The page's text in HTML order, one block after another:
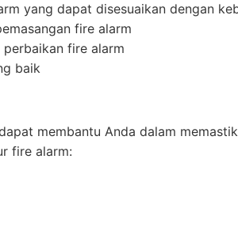
yang dapat disesuaikan dengan
fire alarm
perbaikan fire alarm
baik
membantu Anda dalam
fire alarm: